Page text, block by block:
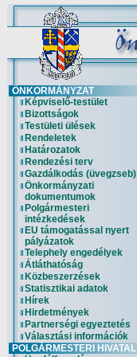
ÖNKORMÁNYZAT
Képviselő-testület
Bizottságok
Testületi ülések
Rendeletek
Határozatok
Rendezési terv
Gazdálkodás (üvegzseb)
Önkormányzati
dokumentumok
Polgármesteri
intézkedések
EU támogatással nyert
pályázatok
Telephely engedélyek
Átláthatóság
Közbeszerzések
Statisztikai adatok
Hírek
Hirdetmények
Partnerségi egyeztetés
Választási információk
POLGÁRMESTERI HIVATAL